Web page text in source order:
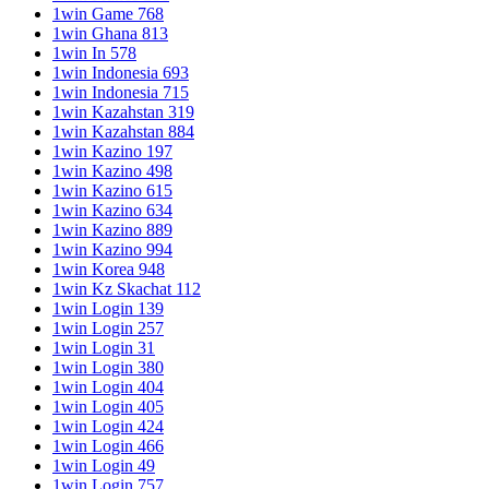
1win Game 768
1win Ghana 813
1win In 578
1win Indonesia 693
1win Indonesia 715
1win Kazahstan 319
1win Kazahstan 884
1win Kazino 197
1win Kazino 498
1win Kazino 615
1win Kazino 634
1win Kazino 889
1win Kazino 994
1win Korea 948
1win Kz Skachat 112
1win Login 139
1win Login 257
1win Login 31
1win Login 380
1win Login 404
1win Login 405
1win Login 424
1win Login 466
1win Login 49
1win Login 757